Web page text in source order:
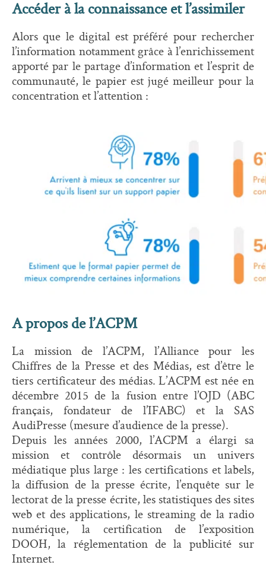
Accéder à la connaissance et l’assimiler
Alors que le digital est préféré pour rechercher
l’information notamment grâce à l’enrichissement
apporté par le partage d’information et l’esprit de
communauté, le papier est jugé meilleur pour la
concentration et l’attention :
A propos de l’ACPM
La mission de l’ACPM, l’Alliance pour les
Chiffres de la Presse et des Médias, est d’être le
tiers certificateur des médias. L’ACPM est née en
décembre 2015 de la fusion entre l’OJD (ABC
français, fondateur de l’IFABC) et la SAS
AudiPresse (mesure d’audience de la presse).
Depuis les années 2000, l’ACPM a élargi sa
mission et contrôle désormais un univers
médiatique plus large : les certifications et labels,
la diffusion de la presse écrite, l’enquête sur le
lectorat de la presse écrite, les statistiques des sites
web et des applications, le streaming de la radio
numérique, la certification de l’exposition
DOOH, la réglementation de la publicité sur
Internet.